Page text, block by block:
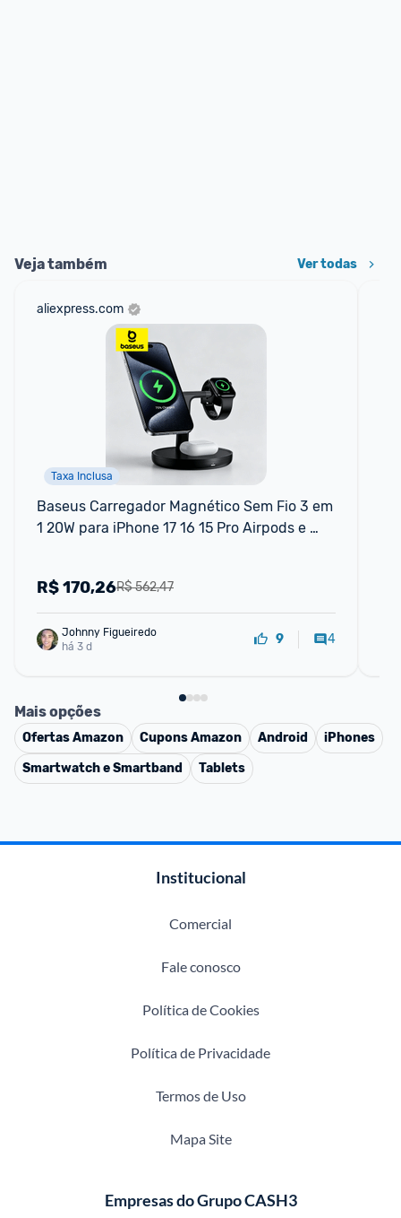
Veja também Ver todas
aliexpress.com
Taxa Inclusa
Baseus Carregador Magnético Sem Fio 3 em
1 20W para iPhone 17 16 15 Pro Airpods e
R$ 562,47
R$170,26
Johnny Figueiredo
há 3 d
9 4
Mais opções
OfertasAmazon CuponsAmazon Android
iPhones
Smartwatch e Smartband
Tablets
Institucional
Comercial
Fale conosco
Política de Cookies
Política de Privacidade
Termos de Uso
Mapa Site
Empresas do Grupo CASH3